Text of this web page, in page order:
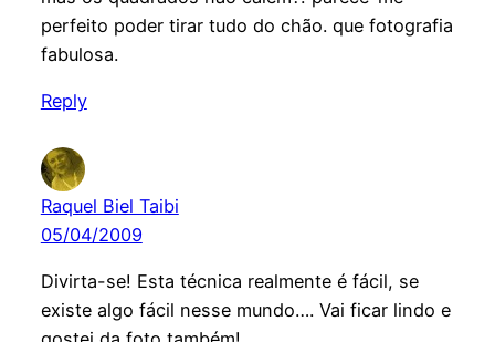
perfeito poder tirar tudo do chão. que fotografia
fabulosa.
Reply
Raquel Biel Taibi
05/04/2009
Divirta-se! Esta técnica realmente é fácil, se
existe algo fácil nesse mundo…. Vai ficar lindo e